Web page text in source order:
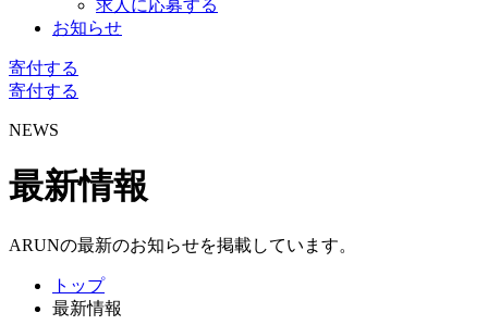
求人に応募する
お知らせ
寄付する
寄付する
NEWS
最新情報
ARUNの最新のお知らせを掲載しています。
トップ
最新情報